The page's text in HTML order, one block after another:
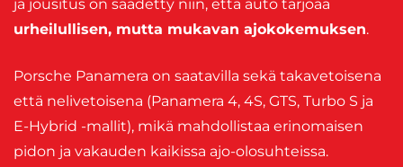
ja jousitus on säädetty niin, että auto tarjoaa
urheilullisen, mutta mukavan ajokokemuksen.
Porsche Panamera on saatavilla sekä takavetoisena
että nelivetoisena (Panamera 4, 4S, GTS, Turbo S ja
E-Hybrid -mallit), mikä mahdollistaa erinomaisen
pidon ja vakauden kaikissa ajo-olosuhteissa.